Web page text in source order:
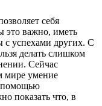
себя
это важно, иметь
с успехами других. С
делать слишком
Сейчас
мире умение
помощью
показать что, в